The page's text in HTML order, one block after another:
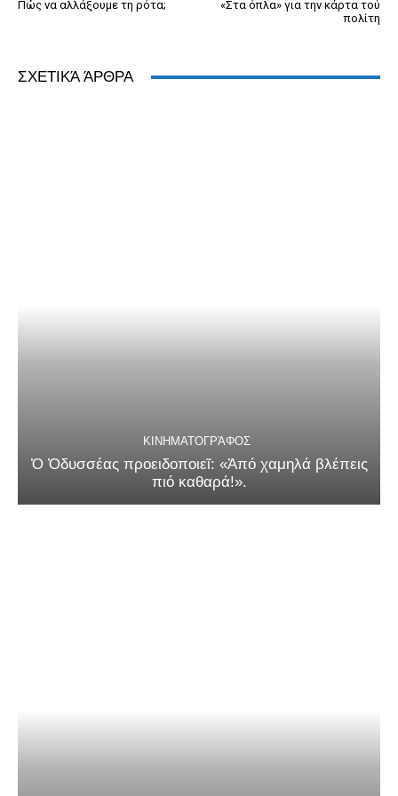
Πώς να αλλάξουμε τη ρότα;
«Στα όπλα» για την κάρτα τού
πολίτη
ΣΧΕΤΙΚΆ ΆΡΘΡΑ
ΚΙΝΗΜΑΤΟΓΡΆΦΟΣ
Ὁ Ὀδυσσέας προειδοποιεῖ: «Ἀπό χαμηλά βλέπεις
πιό καθαρά!».